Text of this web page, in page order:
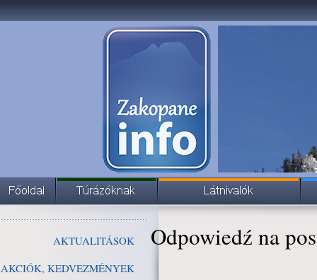
AKTUALITÁSOK
AKCIÓK, KEDVEZMÉNYEK
Odpowiedź na